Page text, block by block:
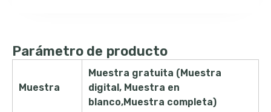
Parámetro de producto
Muestra
Muestra gratuita (Muestra
digital, Muestra en
blanco,Muestra completa)